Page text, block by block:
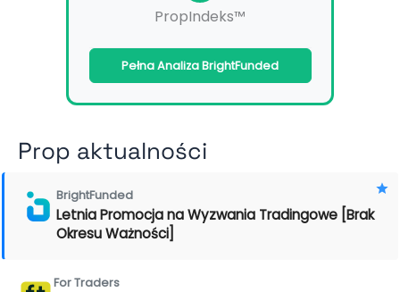
PropIndeks™
Pełna Analiza BrightFunded
Prop aktualności
BrightFunded
Letnia Promocja na Wyzwania Tradingowe [Brak
Okresu Ważności]
For Traders